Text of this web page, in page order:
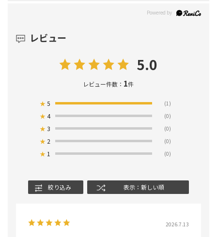
レビュー
5.0
レビュー件数： 1件
★5 (1)
★4 (0)
★3 (0)
★ 2 (0)
★ 1 (0)
絞り込み 表示：新しい順
2026.7.13